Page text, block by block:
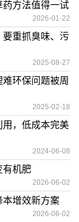
方法值得一试
2026-01-22
要重抓臭味、污
2025-08-27
环保问题被周
2025-02-18
用，低成本完美
2024-06-08
有机肥
2026-06-02
本增效新方案
2026-06-02